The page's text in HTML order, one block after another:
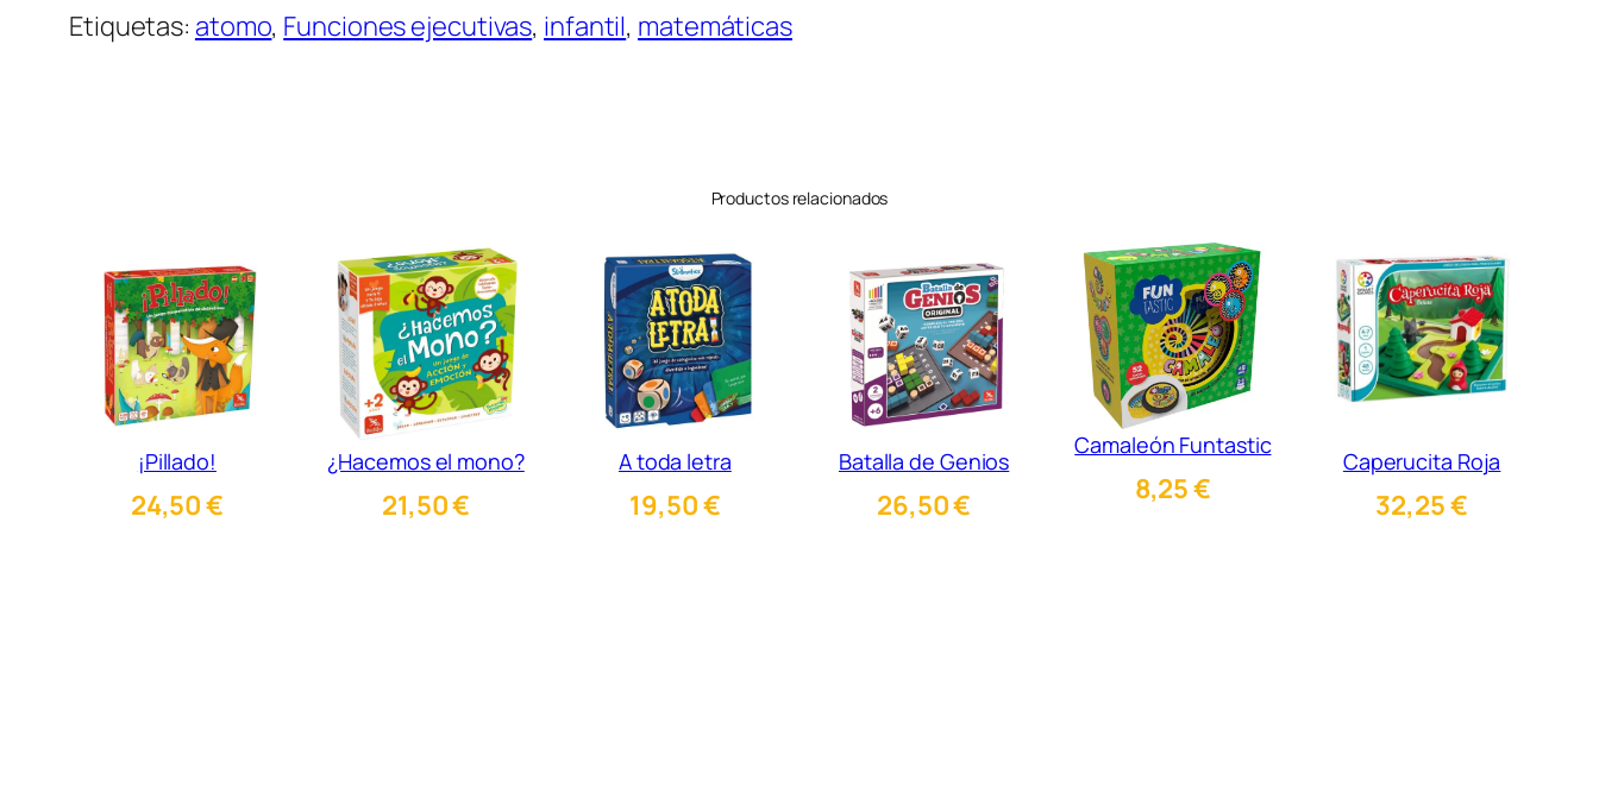
Etiquetas: atomo, Funciones ejecutivas, infantil, matemáticas
Productos relacionados
¡Pillado!
24,50€
¿Hacemos el mono?
21,50€
A toda letra
19,50€
Batalla de Genios
26,50€
Camaleón Funtastic
8,25€
Caperucita Roja
32,25€